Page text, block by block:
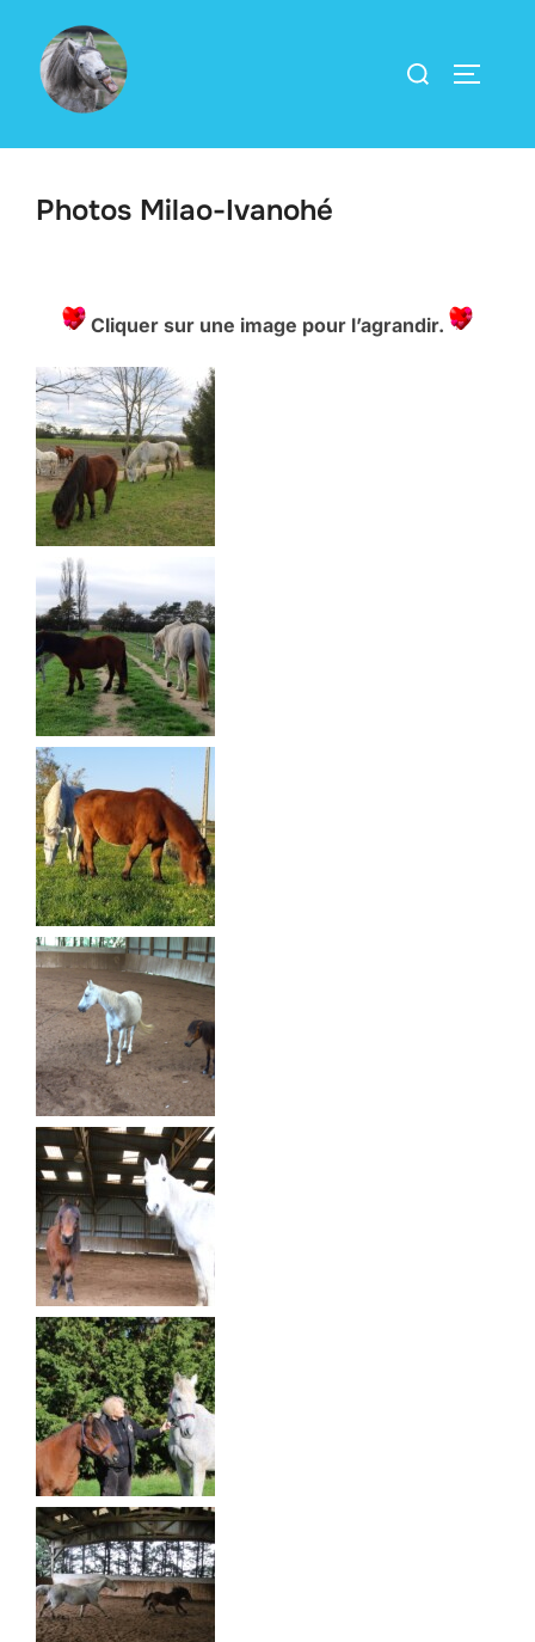
contenu
Rechercher :
Photos Milao-Ivanohé
Cliquer sur une image pour l’agrandir.